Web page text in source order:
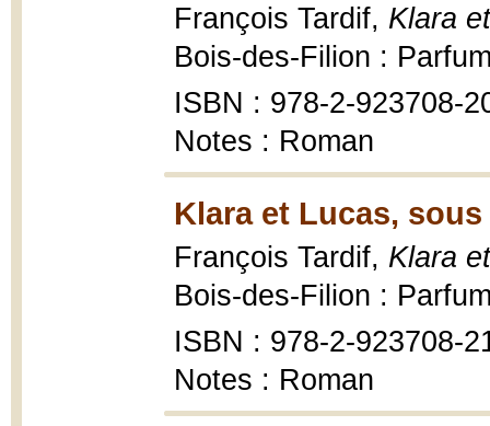
François Tardif, Klara
Bois-des-Filion :
ISBN : 978-2-923708-
Notes : Roman
Klara et Lucas,
François Tardif, Klara
Bois-des-Filion :
ISBN : 978-2-923708-
Notes : Roman